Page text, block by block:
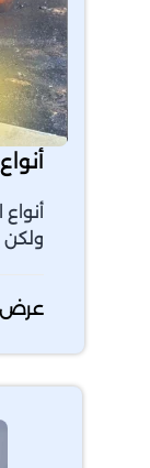
ولكن
عرض